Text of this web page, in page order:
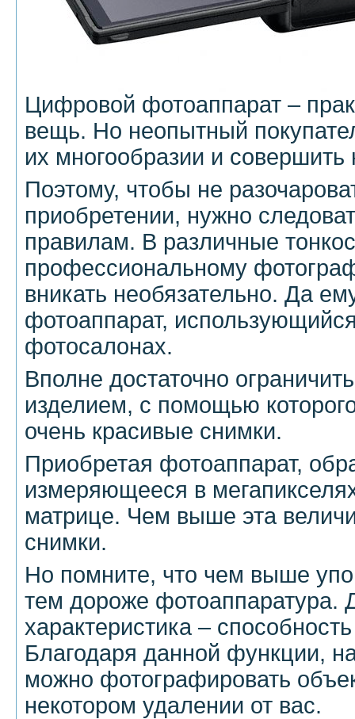
Цифровой фотоаппарат –
вещь. Но неопытный
их многообразии и
Поэтому, чтобы не
приобретении, нужно
правилам. В различные
профессиональному
вникать необязательно. Да
фотоаппарат,
фотосалонах.
Вполне достаточно
изделием, с помощью
очень красивые снимки.
Приобретая фотоаппарат,
измеряющееся в
матрице. Чем выше эта
снимки.
Но помните, что чем выше
тем дороже фотоаппаратура.
характеристика –
Благодаря данной функции,
можно фотографировать
некотором удалении от вас.